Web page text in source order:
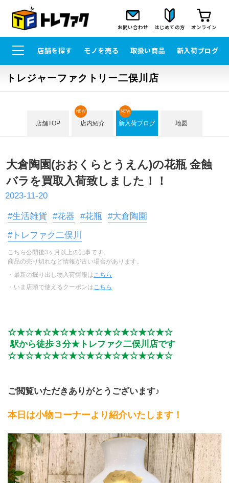
お問い合わせ はじめての方 オンライン
店舗を探す モノを売る 取扱い商品 新入荷ブログ
トレジャーファクトリー二俣川店
店舗TOP 店内紹介
NEW
新入荷ブログ
NEW
地図
大倉陶園(おおくらとうえん)の花瓶 金蝕
バラを買取入荷致しました！！
2023-11-20
#生活雑貨 #花器 #花瓶
#大倉陶園
#トレファク二俣川
こちら公開後3ヶ月以上の記事です。
商品の売り切れなど情報が古い場合があります。
・最新の掘り出し物入荷情報は こちら
・いま店頭で使えるクーポンは こちら
☆★☆★☆★☆★☆★☆★☆★☆★☆★☆
駅から徒歩３分★トレファク二俣川店です
☆★☆★☆★☆★☆★☆★☆★☆★☆★☆
ご閲覧いただきありがとうございます♪
本日は小物コーナーより紹介いたします！